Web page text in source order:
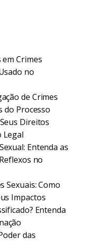
Crimes
no
de Crimes
do Processo
Direitos
Legal
Entenda as
no
Sexuais: Como
Impactos
Entenda
das